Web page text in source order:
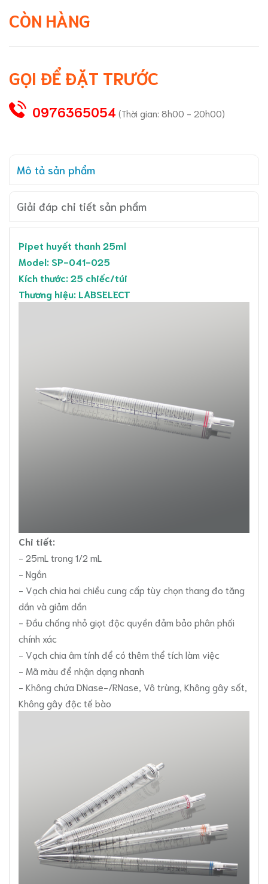
CÒN HÀNG
GỌI ĐỂ ĐẶT TRƯỚC
0976365054 (Thời gian: 8h00 - 20h00)
Mô tả sản phẩm
Giải đáp chi tiết sản phẩm
Pipet huyết thanh 25ml
Model: SP-041-025
Kích thước: 25 chiếc/túi
Thương hiệu: LABSELECT
Chi tiết:
- 25mL trong 1/2 mL
- Ngắn
- Vạch chia hai chiều cung cấp tùy chọn thang đo tăng
dần và giảm dần
- Đầu chống nhỏ giọt độc quyền đảm bảo phân phối
chính xác
- Vạch chia âm tính để có thêm thể tích làm việc
- Mã màu để nhận dạng nhanh
- Không chứa DNase-/RNase, Vô trùng, Không gây sốt,
Không gây độc tế bào